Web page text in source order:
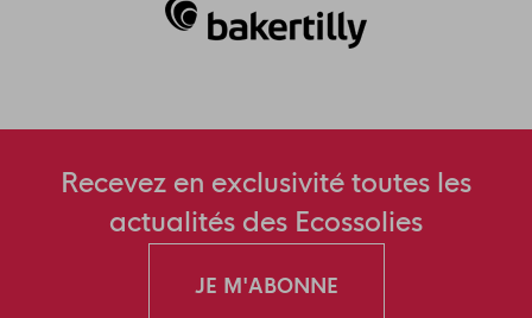
Recevez en exclusivité toutes les
actualités des Ecossolies
JE M'ABONNE